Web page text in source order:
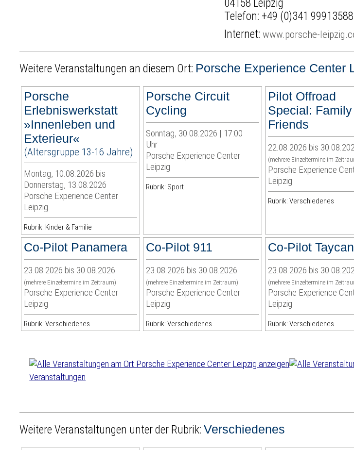
04158 Leipzig
Telefon: +49 (0)341 99913588
Internet:www.porsche-
Weitere Veranstaltungen an diesem Ort: Porsche Experience Center
Porsche
Erlebniswerkstatt
»Innenleben und
Exterieur«
(Altersgruppe 13-16 Jahre)
Montag, 10.08.2026 bis
Donnerstag, 13.08.2026
Porsche Experience Center
Leipzig
Rubrik: Kinder & Familie
Porsche Circuit
Cycling
Sonntag, 30.08.2026 | 17:00
Uhr
Porsche Experience Center
Leipzig
Rubrik: Sport
Pilot Offroad
Special:
Friends
22.08.2026 bis
(mehrere Einzeltermine im
Porsche Experience
Leipzig
Rubrik: Verschiedenes
Co-Pilot Panamera
23.08.2026 bis 30.08.2026
(mehrere Einzeltermine im Zeitraum)
Porsche Experience Center
Leipzig
Rubrik: Verschiedenes
Co-Pilot 911
23.08.2026 bis 30.08.2026
(mehrere Einzeltermine im Zeitraum)
Porsche Experience Center
Leipzig
Rubrik: Verschiedenes
Co-Pilot Taycan
23.08.2026 bis
(mehrere Einzeltermine im
Porsche Experience
Leipzig
Rubrik: Verschiedenes
Veranstaltungen
Weitere Veranstaltungen unter der Rubrik:Verschiedenes